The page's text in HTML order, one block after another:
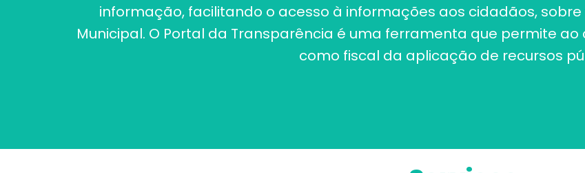
informação, facilitando o acesso à informações aos cidadãos,
Municipal. O Portal da Transparência é uma ferramenta que permite
como fiscal da aplicação de recursos